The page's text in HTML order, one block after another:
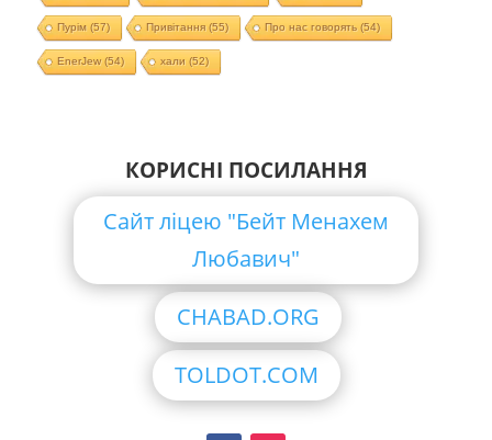
Пурім (57) Привітання(55) Про нас говорять (54)
EnerJew(54) хали (52)
КОРИСНІ ПОСИЛАННЯ
Сайт ліцею "Бейт Менахем
Любавич"
CHABAD.ORG
TOLDOT.COM